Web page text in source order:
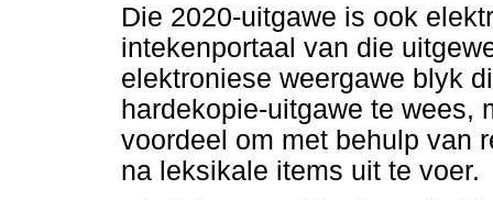
Die 2020-uitgawe is ook
intekenportaal van die
elektroniese weergawe blyk
hardekopie-uitgawe te wees,
voordeel om met behulp van
na leksikale items uit te voer.